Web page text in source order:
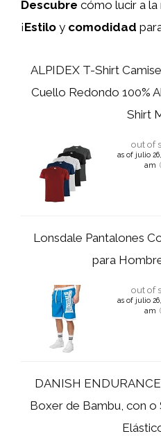
Descubre cómo lucir a
¡Estilo y comodidad
ALPIDEX T-Shirt
Cuello Redondo 100%
Shirt
out of
as of julio 26,
am
Lonsdale Pantalones
para
out of
as of julio 26,
am
DANISH
Boxer de Bambu, con o